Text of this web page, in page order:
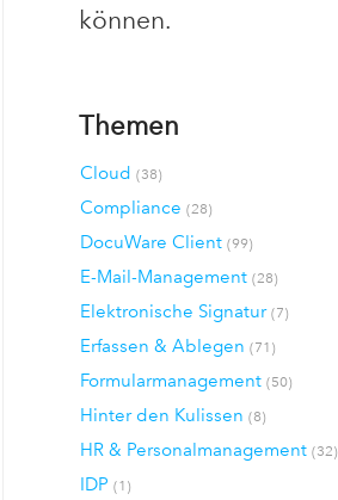
können.
Themen
Cloud(38)
Compliance(28)
DocuWare Client(99)
E-Mail-Management(28)
Elektronische Signatur(7)
Erfassen & Ablegen(71)
Formularmanagement(50)
Hinter den Kulissen(8)
HR & Personalmanagement(32)
IDP(1)